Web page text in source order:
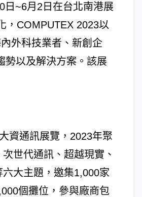
日~6月2日在台北南港展
，COMPUTEX 2023以
外科技業者、新創企
勢以及解決方案。該展
資通訊展覽，2023年聚
世代通訊、超越現實、
大主題，邀集1,000家
個攤位，參與廠商包